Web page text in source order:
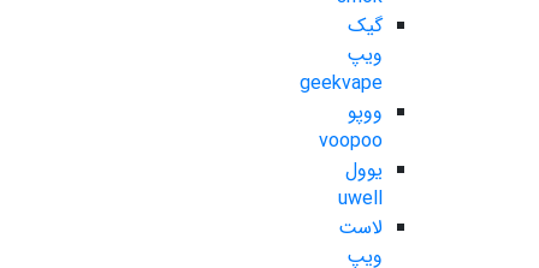
گیک
ویپ
geekvape
ووپو
voopoo
یوول
uwell
لاست
ویپ